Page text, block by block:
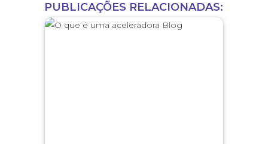
PUBLICAÇÕES RELACIONADAS: